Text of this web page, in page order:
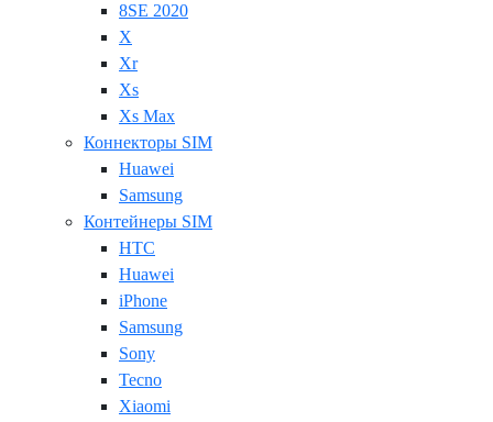
8SE 2020
X
Xr
Xs
Xs Max
Коннекторы SIM
Huawei
Samsung
Контейнеры SIM
HTC
Huawei
iPhone
Samsung
Sony
Tecno
Xiaomi